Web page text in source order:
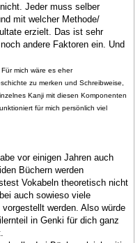
Jeder muss selber
mit welcher Methode/
erzielt. Das ist sehr
andere Faktoren ein. Und
mich wäre es eher
zu merken und Schreibweise,
Kanji mit diesen Komponenten
für mich persönlich viel
vor einigen Jahren auch
Büchern werden
Vokabeln theoretisch nicht
auch sowieso viele
werden. Also würde
in Genki für dich ganz